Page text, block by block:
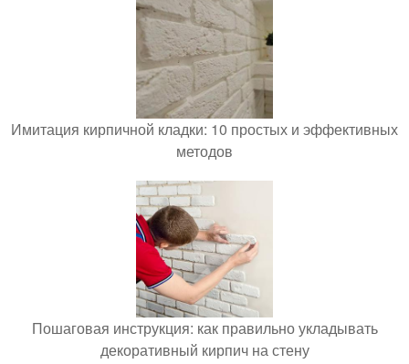
Имитация кирпичной кладки: 10 простых и эффективных
методов
Пошаговая инструкция: как правильно укладывать
декоративный кирпич на стену